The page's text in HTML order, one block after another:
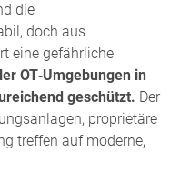
die
doch aus
eine gefährliche
OT‑Umgebungen in
geschützt. Der
proprietäre
treffen auf moderne,